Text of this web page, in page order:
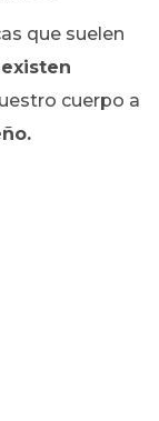
que suelen
existen
cuerpo a
.